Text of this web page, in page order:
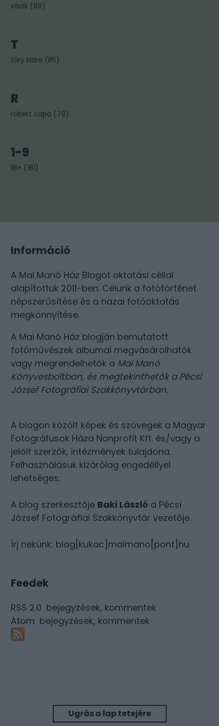
elsők (89)
T
tőry klára (85)
R
robert capa (78)
1-9
18+ (181)
Információ
A Mai Manó Ház Blogot oktatási céllal
alapítottuk 2011-ben. Célunk a fotótörténet
népszerűsítése és a hazai fotóoktatás
megkönnyítése.
A Mai Manó Ház blogján bemutatott
fotóművészek albumai megvásárolhatók
vagy megrendelhetők a Mai Manó
Könyvesboltban, és megtekinthetők a Pécsi
József Fotográfiai Szakkönyvtárban.
A blogon közölt képek és szövegek a Magyar
Fotográfusok Háza Nonprofit Kft. és/vagy a
jelölt szerzők, intézmények tulajdona.
Felhasználásuk kizárólag engedéllyel
lehetséges.
A blog szerkesztője Baki László a Pécsi
József Fotográfiai Szakkönyvtár vezetője.
Írj nekünk: blog[kukac]maimano[pont]hu
Feedek
RSS 2.0 bejegyzések, kommentek
Atom bejegyzések, kommentek
Ugrás a lap tetejére